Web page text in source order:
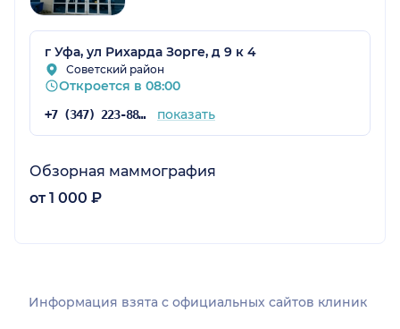
г Уфа, ул Рихарда Зорге, д 9 к 4
Советский район
Откроется в 08:00
+7 (347) 223-88-99 показать
Обзорная маммография
от 1 000 ₽
Информация взята c официальных сайтов клиник